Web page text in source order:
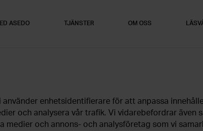
ASEDO TJÄNSTER OM OSS
enhetsidentifierare för att anpassa
och analysera vår trafik. Vi vidarebefordrar även
medier och annons- och analysföretag som vi